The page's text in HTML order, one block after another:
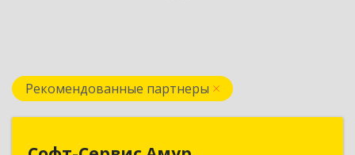
Рекомендованные партнеры